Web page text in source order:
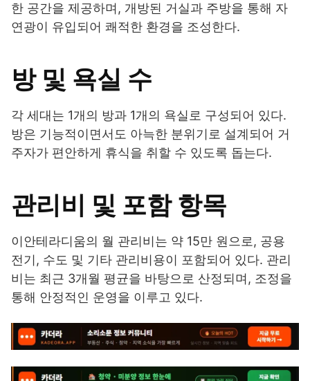
한 공간을 제공하며, 개방된 거실과 주방을 통해 자
연광이 유입되어 쾌적한 환경을 조성한다.
방 및 욕실 수
각 세대는 1개의 방과 1개의 욕실로 구성되어 있다.
방은 기능적이면서도 아늑한 분위기로 설계되어 거
주자가 편안하게 휴식을 취할 수 있도록 돕는다.
관리비 및 포함 항목
이안테라디움의 월 관리비는 약 15만 원으로, 공용
전기, 수도 및 기타 관리비용이 포함되어 있다. 관리
비는 최근 3개월 평균을 바탕으로 산정되며, 조정을
통해 안정적인 운영을 이루고 있다.